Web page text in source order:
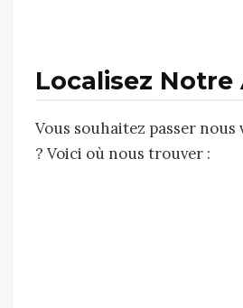
Localisez Notre
Vous souhaitez passer
? Voici où nous trouver :